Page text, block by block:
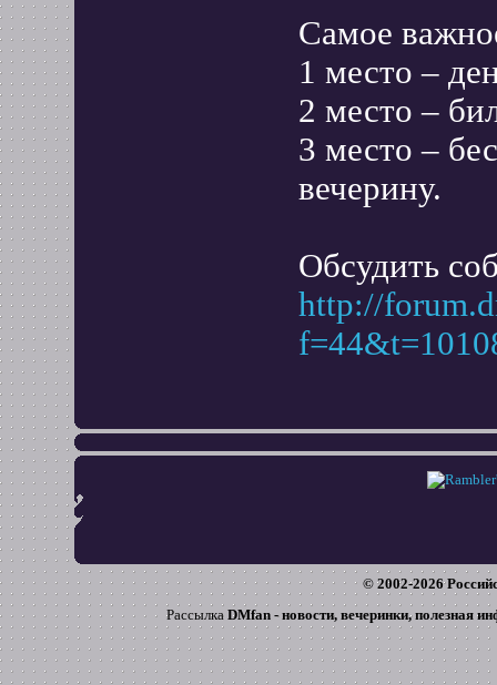
Самое
1 место –
2 место –
3 место –
вечерину.
Обсудить
http://
© 2002-2026
Рассылка DMfan - новости, вечеринки, полезная